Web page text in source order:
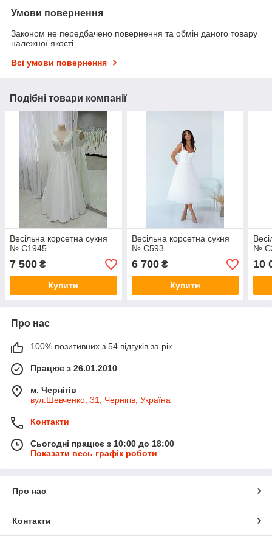
Умови повернення
Законом не передбачено повернення та обмін даного товару
належної якості
Всі умови повернення
Подібні товари компанії
Весільна корсетна сукня
№ С1945
7 500 ₴
Купити
Весільна корсетна сукня
№ С593
6 700₴
Купити
№
10
Про нас
100% позитивних з 54 відгуків за рік
Працює з 26.01.2010
м. Чернігів
вул.Шевченко, 31, Чернігів, Україна
Контакти
Сьогодні працює з 10:00 до 18:00
Показати весь графік роботи
Про нас
Контакти